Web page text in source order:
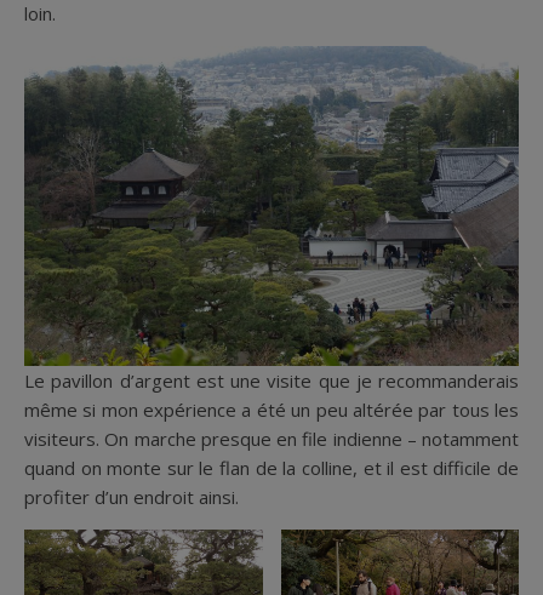
loin.
Le pavillon d’argent est une visite que je recommanderais
même si mon expérience a été un peu altérée par tous les
visiteurs. On marche presque en file indienne – notamment
quand on monte sur le flan de la colline, et il est difficile de
profiter d’un endroit ainsi.